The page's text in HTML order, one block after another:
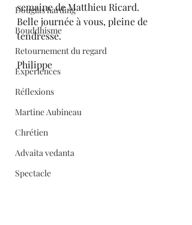
Douglas harding
Bouddhisme
Retournement du regard
Expériences
Réflexions
Martine Aubineau
Chrétien
Advaita vedanta
Spectacle
semaine de Matthieu Ricard.
Belle journée à vous, pleine de
tendresse.
Philippe